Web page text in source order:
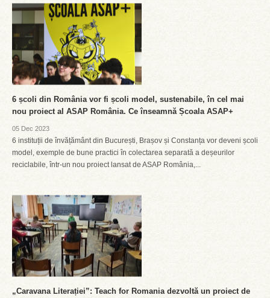
6 școli din România vor fi școli model, sustenabile, în cel mai
nou proiect al ASAP România. Ce înseamnă Școala ASAP+
05 Dec 2023
6 instituții de învățământ din București, Brașov și Constanța vor deveni școli
model, exemple de bune practici în colectarea separată a deșeurilor
reciclabile, într-un nou proiect lansat de ASAP România,...
„Caravana Literației”: Teach for Romania dezvoltă un proiect de